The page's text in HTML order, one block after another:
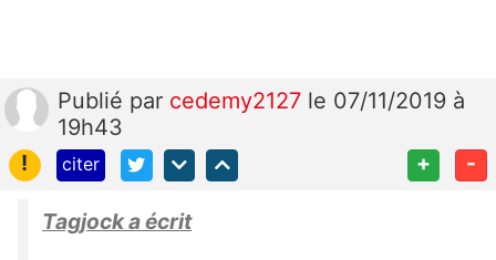
Publié par cedemy2127 le 07/11/2019 à
19h43
!
citer + -
Tagjock a écrit